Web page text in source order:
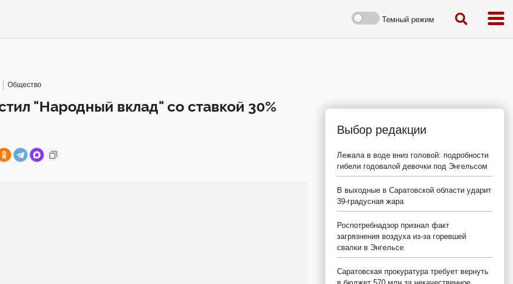
Темный режим
Общество
"Народный вклад" со ставкой 30%
Выбор редакции
Лежала в воде вниз головой: подробности
гибели годовалой девочки под Энгельсом
В выходные в Саратовской области ударит
39-градусная жара
Роспотребнадзор признал факт
загрязнения воздуха из-за горевшей
свалки в Энгельсе
Саратовская прокуратура требует вернуть